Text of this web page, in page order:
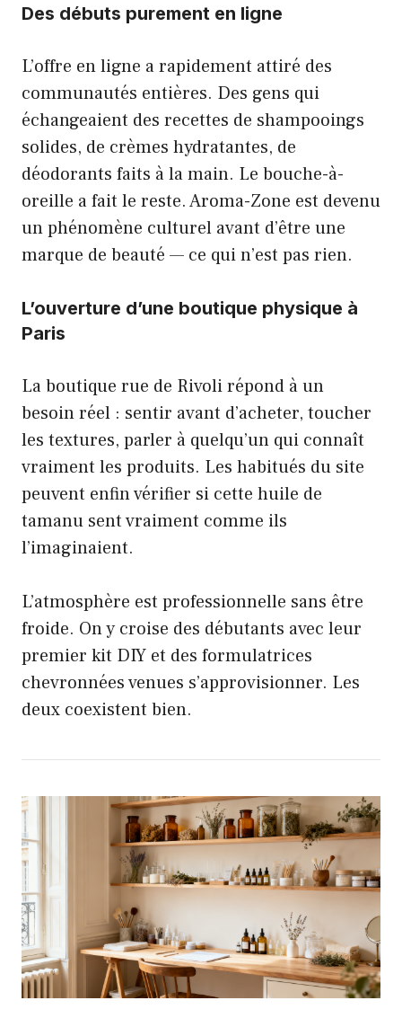
Des débuts purement en ligne
L’offre en ligne a rapidement attiré des
communautés entières. Des gens qui
échangeaient des recettes de shampooings
solides, de crèmes hydratantes, de
déodorants faits à la main. Le bouche-à-
oreille a fait le reste. Aroma-Zone est devenu
un phénomène culturel avant d’être une
marque de beauté — ce qui n’est pas rien.
L’ouverture d’une boutique physique à
Paris
La boutique rue de Rivoli répond à un
besoin réel : sentir avant d’acheter, toucher
les textures, parler à quelqu’un qui connaît
vraiment les produits. Les habitués du site
peuvent enfin vérifier si cette huile de
tamanu sent vraiment comme ils
l’imaginaient.
L’atmosphère est professionnelle sans être
froide. On y croise des débutants avec leur
premier kit DIY et des formulatrices
chevronnées venues s’approvisionner. Les
deux coexistent bien.